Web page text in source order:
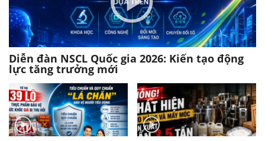
Diễn đàn NSCL Quốc gia 2026: Kiến tạo động
lực tăng trưởng mới